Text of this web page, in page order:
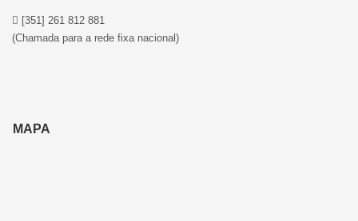
[351] 261 812 881
(Chamada para a rede fixa nacional)
MAPA